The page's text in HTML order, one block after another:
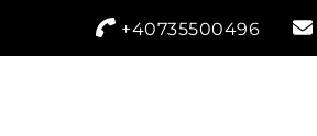
+40735500496